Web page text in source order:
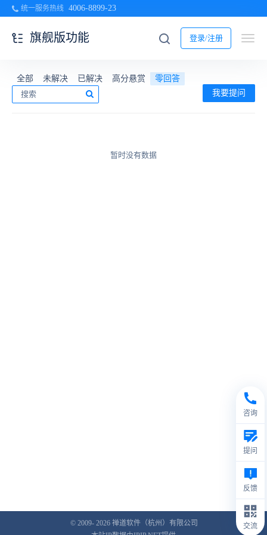
统一服务热线 4006-8899-23
登录/注册
旗舰版功能
全部 未解决 已解决 高分悬赏
零回答
我要提问
暂时没有数据
© 2009- 2026 禅道软件（杭州）有限公司
咨询
提问
反馈
交流